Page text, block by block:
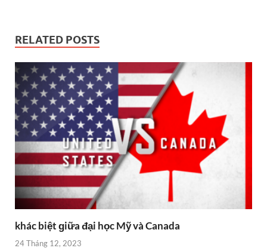
RELATED POSTS
khác biệt ɡiữa đại học Mỹ và Canada
24 Tháng 12, 2023